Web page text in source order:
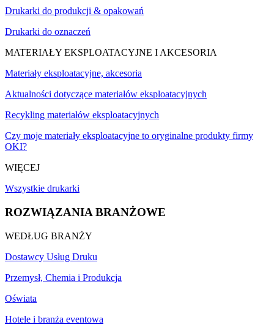
Drukarki do produkcji & opakowań
Drukarki do oznaczeń
MATERIAŁY EKSPLOATACYJNE I AKCESORIA
Materiały eksploatacyjne, akcesoria
Aktualności dotyczące materiałów eksploatacyjnych
Recykling materiałów eksploatacyjnych
Czy moje materiały eksploatacyjne to oryginalne produkty firmy
OKI?
WIĘCEJ
Wszystkie drukarki
ROZWIĄZANIA BRANŻOWE
WEDŁUG BRANŻY
Dostawcy Usług Druku
Przemysł, Chemia i Produkcja
Oświata
Hotele i branża eventowa